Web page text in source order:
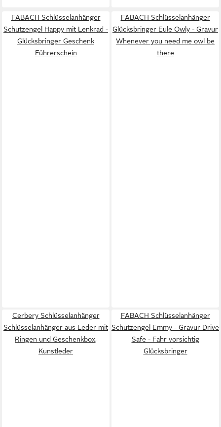
FABACH Schlüsselanhänger
Schutzengel Happy mit Lenkrad -
Glücksbringer Geschenk
Führerschein
FABACH Schlüsselanhänger
Glücksbringer Eule Owly - Gravur
Whenever you need me owl be
there
Cerbery Schlüsselanhänger
Schlüsselanhänger aus Leder mit
Ringen und Geschenkbox,
Kunstleder
FABACH Schlüsselanhänger
Schutzengel Emmy - Gravur Drive
Safe - Fahr vorsichtig
Glücksbringer